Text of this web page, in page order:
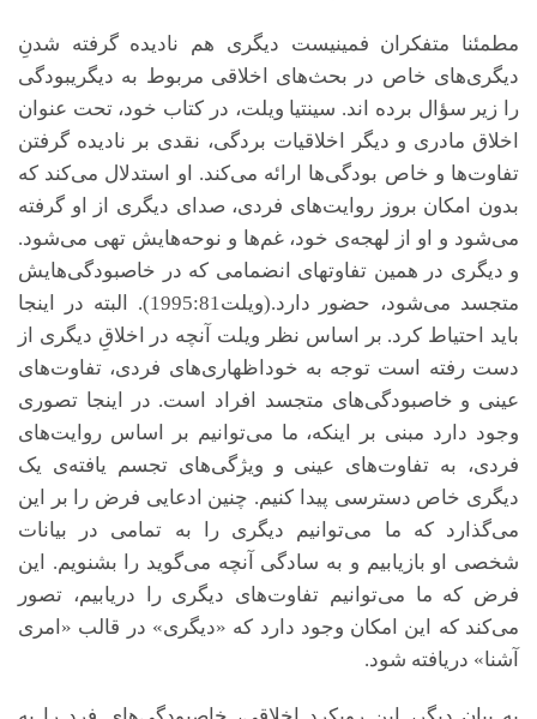
مطمئنا متفکران فمینیست دیگری هم نادیده گرفته شدنِ
دیگری‌های خاص در بحث‌های اخلاقی مربوط به دیگری­بودگی
را زیر سؤال برده اند. سینتیا ویلت، در کتاب خود، تحت عنوان
اخلاق مادری و دیگر اخلاقیات بردگی، نقدی بر نادیده گرفتن
تفاوت‌ها و خاص بودگی‌ها ارائه می‌کند. او استدلال می‌کند که
بدون امکان بروز روایت‌های فردی، صدای دیگری از او گرفته
می‌شود و او از لهجه‌ی خود، غم‌ها و نوحه‌هایش تهی می‌شود.
و دیگری در همین تفاوت­های انضمامی که در خاص­بودگی‌هایش
متجسد می‌شود، حضور دارد.(ویلت1995:81). البته در اینجا
باید احتیاط کرد. بر اساس نظر ویلت آنچه در اخلاقِ دیگری از
دست رفته است توجه به خوداظهاری‌های فردی، تفاوت‌های
عینی و خاص­بودگی‌های متجسد افراد است. در اینجا تصوری
وجود دارد مبنی بر اینکه، ما می‌توانیم بر اساس روایت‌های
فردی، به تفاوت‌های عینی و ویژگی‌های تجسم یافته‌ی یک
دیگری خاص دسترسی پیدا کنیم. چنین ادعایی فرض را بر این
می‌گذارد که ما می‌توانیم دیگری را به تمامی در بیانات
شخصی او بازیابیم و به سادگی آنچه می‌گوید را بشنویم. این
فرض که ما می‌توانیم تفاوت‌های دیگری را دریابیم، تصور
می‌کند که این امکان وجود دارد که «دیگری» در قالب «امری
آشنا» دریافته شود.